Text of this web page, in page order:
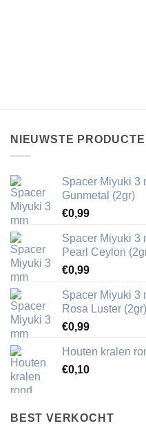
NIEUWSTE
Spacer Miyuki 3
Gunmetal (2gr)
€0,99
Spacer Miyuki 3
Pearl Ceylon
€0,99
Spacer Miyuki 3
Rosa Luster (2gr)
€0,99
Houten kralen
€0,10
BEST VERKOCHT